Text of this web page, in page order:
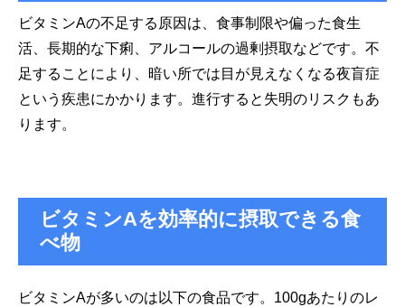
ビタミンAの不足する原因は、食事制限や偏った食生
活、長期的な下痢、アルコールの過剰摂取などです。不
足することにより、暗い所では目が見えなくなる夜盲症
という疾患にかかります。進行すると失明のリスクもあ
ります。
ビタミンAを効率的に摂取できる食
べ物
ビタミンAが多いのは以下の食品です。100gあたりのレ